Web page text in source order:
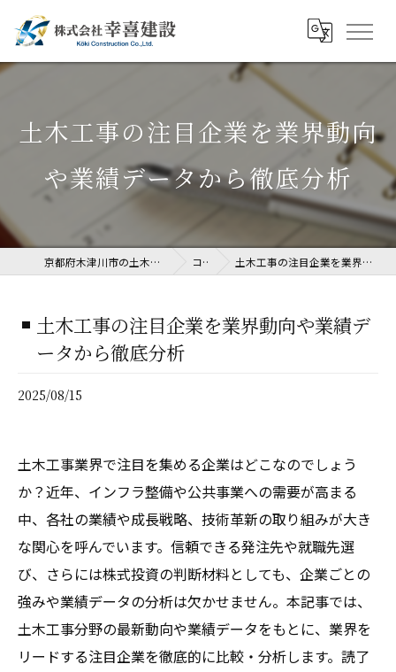
土木工事の注目企業を業界動向
や業績データから徹底分析
京都府木津川市の土木工事なら株式会社幸喜建設 コラム 土木工事の注目企業を業界動向や業績データから徹底分析
土木工事の注目企業を業界動向や業績デ
ータから徹底分析
2025/08/15
土木工事業界で注目を集める企業はどこなのでしょう
か？近年、インフラ整備や公共事業への需要が高まる
中、各社の業績や成長戦略、技術革新の取り組みが大き
な関心を呼んでいます。信頼できる発注先や就職先選
び、さらには株式投資の判断材料としても、企業ごとの
強みや業績データの分析は欠かせません。本記事では、
土木工事分野の最新動向や業績データをもとに、業界を
リードする注目企業を徹底的に比較・分析します。読了